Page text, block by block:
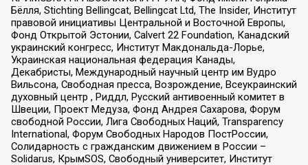
Бёлля, Stichting Bellingcat, Bellingcat Ltd, The Insider, Институт
правовой инициативы Центральной и Восточной Европы,
Фонд Открытой Эстонии, Calvert 22 Foundation, Канадский
украинский конгресс, Институт Макдональда-Лорье,
Украинская национальная федерация Канады,
Декабристы, Международный научный центр им Вудро
Вильсона, Свободная пресса, Возрождение, Всеукраинский
духовный центр , Риддл, Русский антивоенный комитет в
Швеции, Проект Медуза, Фонд Андрея Сахарова, Форум
свободной России, Лига Свободных Наций, Transparеncy
International, Форум Свободных Народов ПостРоссии,
Солидарность с гражданским движением в России –
Solidarus, КрымSOS, Свободный университет, Институт